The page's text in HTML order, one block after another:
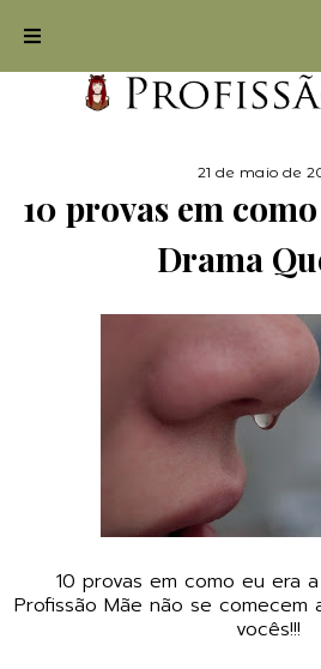
21 de maio de
10 provas em
Drama
10 provas em como eu era a
Profissão Mãe não se comecem
vocês!!!